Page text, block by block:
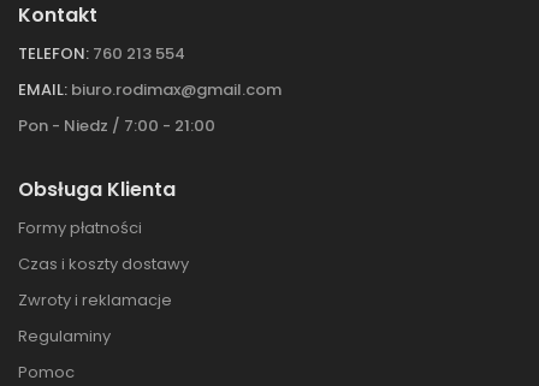
Kontakt
TELEFON: 760 213 554
EMAIL: biuro.rodimax@gmail.com
Pon - Niedz / 7:00 - 21:00
Obsługa Klienta
Formy płatności
Czas i koszty dostawy
Zwroty i reklamacje
Regulaminy
Pomoc